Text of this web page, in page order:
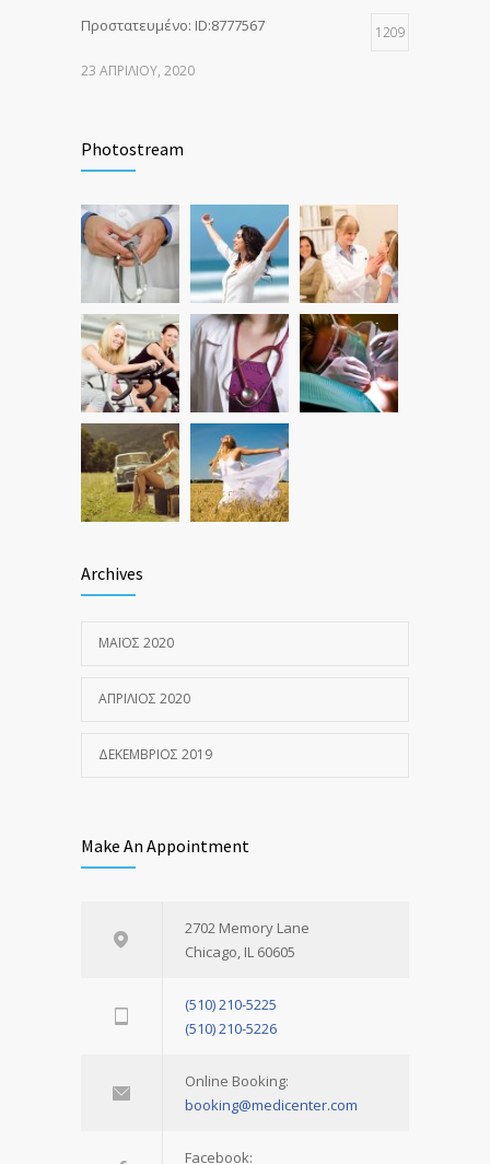
Πρoστατευμένο: ID:8777567 1209
23 ΑΠΡΙΛΊΟΥ, 2020
Photostream
Archives
ΜΆΙΟΣ 2020
ΑΠΡΊΛΙΟΣ 2020
ΔΕΚΈΜΒΡΙΟΣ 2019
Make An Appointment
2702 Memory Lane
Chicago, IL 60605
(510) 210-5225
(510) 210-5226
Online Booking:
booking@medicenter.com
Facebook: